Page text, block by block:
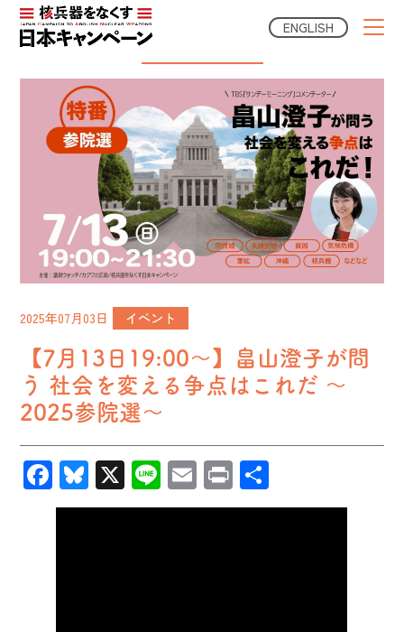
ENGLISH
Campaign News
2025年07月03日 イベント
【7月13日19:00〜】畠山澄子が問
う 社会を変える争点はこれだ 〜
2025参院選〜
Facebook
Bluesky
X LineEmailPrint
有